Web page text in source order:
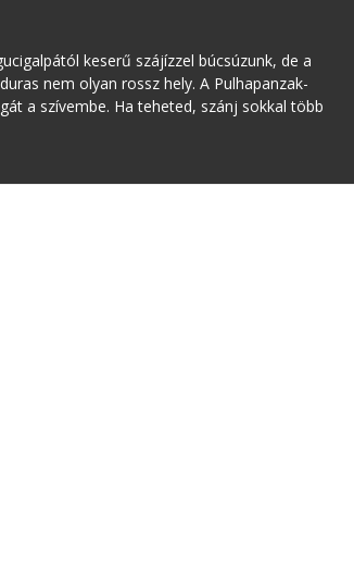
keserű szájízzel búcsúzunk, de a
nem olyan rossz hely. A Pulhapanzak-
a szívembe. Ha teheted, szánj sokkal több